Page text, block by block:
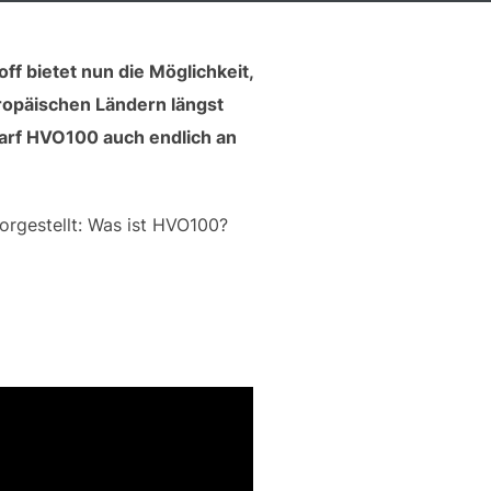
bietet nun die Möglichkeit,
Ländern längst
HVO100 auch endlich an
Was ist HVO100?